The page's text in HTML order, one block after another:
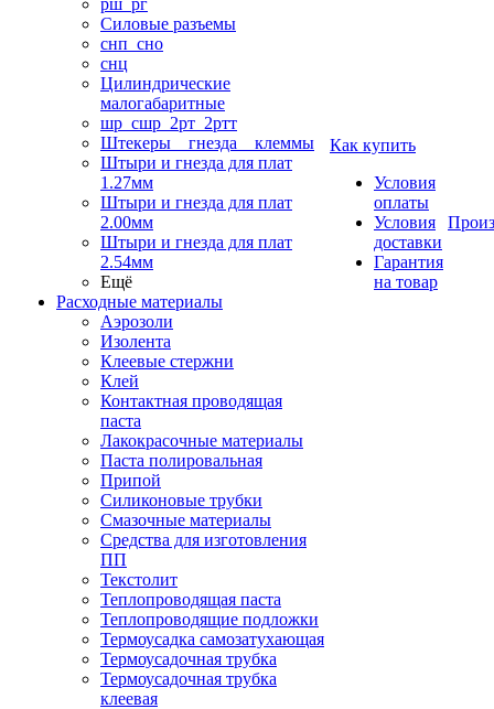
рш_рг
Силовые разъемы
снп_сно
снц
Цилиндрические
малогабаритные
шр_сшр_2рт_2ртт
Штекеры _ гнезда _ клеммы
Штыри и гнезда для плат
1.27мм
Штыри и гнезда для плат
2.00мм
Штыри и гнезда для плат
2.54мм
Ещё
Расходные материалы
Аэрозоли
Изолента
Клеевые стержни
Клей
Контактная проводящая
паста
Лакокрасочные материалы
Паста полировальная
Припой
Силиконовые трубки
Смазочные материалы
Средства для изготовления
ПП
Текстолит
Теплопроводящая паста
Теплопроводящие подложки
Термоусадка самозатухающая
Термоусадочная трубка
Термоусадочная трубка
клеевая
Как купить
Условия
оплаты
Условия
доставки
Гарантия
на товар